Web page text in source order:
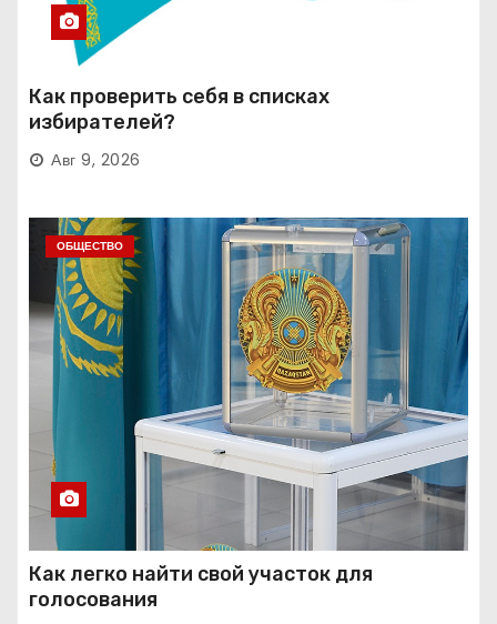
Как проверить себя в списках
избирателей?
Авг 9, 2026
ОБЩЕСТВО
Как легко найти свой участок для
голосования